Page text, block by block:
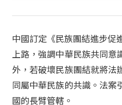
中國訂定《民族團結進步促
上路，強調中華民族共同意
外，若破壞民族團結就將法
同屬中華民族的共識。法案
國的長臂管轄。